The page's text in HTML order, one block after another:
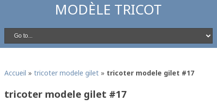
MODÈLE TRICOT
Accueil » tricoter modele gilet» tricoter modele gilet #17
tricoter modele gilet #17